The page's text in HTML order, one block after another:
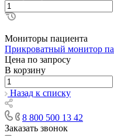
Мониторы пациента
Прикроватный монитор
Цена по запросу
В корзину
Назад к списку
8 800 500 13 42
Заказать звонок